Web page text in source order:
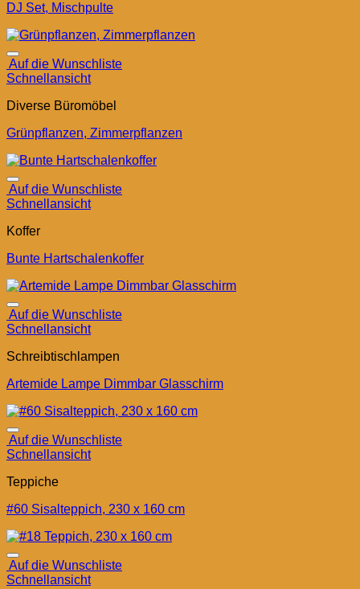
DJ Set, Mischpulte
Auf die Wunschliste
Schnellansicht
Diverse Büromöbel
Grünpflanzen, Zimmerpflanzen
Auf die Wunschliste
Schnellansicht
Koffer
Bunte Hartschalenkoffer
Auf die Wunschliste
Schnellansicht
Schreibtischlampen
Artemide Lampe Dimmbar Glasschirm
Auf die Wunschliste
Schnellansicht
Teppiche
#60 Sisalteppich, 230 x 160 cm
Auf die Wunschliste
Schnellansicht